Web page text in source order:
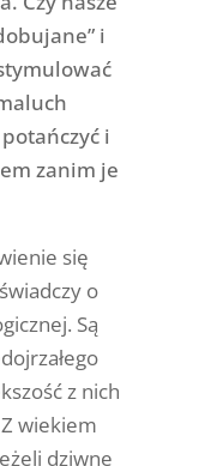
i
i
zanim je
się
o
Są
z nich
wiekiem
dziwne